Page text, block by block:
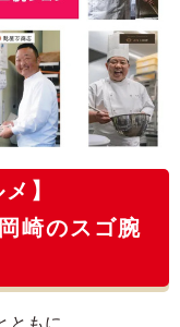
】
崎のスゴ腕
もに、